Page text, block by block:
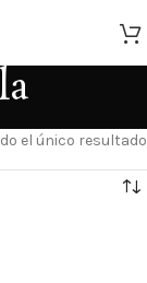
el único resultado